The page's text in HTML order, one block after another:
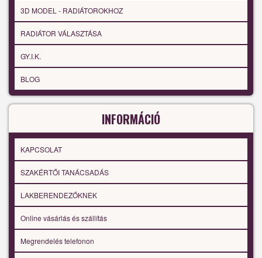
3D MODEL - RADIÁTOROKHOZ
RADIÁTOR VÁLASZTÁSA
GY.I.K.
BLOG
INFORMÁCIÓ
KAPCSOLAT
SZAKÉRTŐI TANÁCSADÁS
LAKBERENDEZŐKNEK
Online vásárlás és szállítás
Megrendelés telefonon